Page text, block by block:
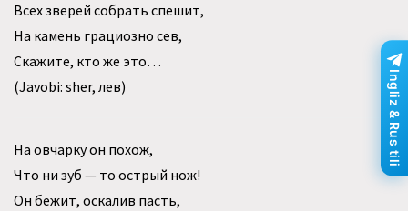
Всех зверей собрать спешит,
На камень грациозно сев,
Скажите, кто же это…
(Javobi: sher, лев)
На овчарку он похож,
Что ни зуб — то острый нож!
Он бежит, оскалив пасть,
Ingliz & Rus tili